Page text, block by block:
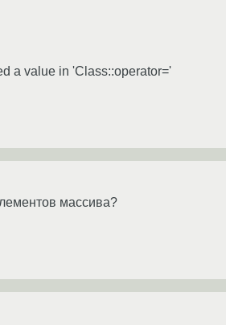
a value in 'Class::operator='
массива?